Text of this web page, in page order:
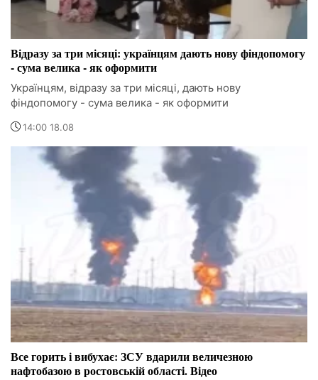
Відразу за три місяці: українцям дають нову фіндопомогу
- сума велика - як оформити
Українцям, відразу за три місяці, дають нову
фіндопомогу - сума велика - як оформити
14:00 18.08
Все горить і вибухає: ЗСУ вдарили величезною
нафтобазою в ростовській області. Відео